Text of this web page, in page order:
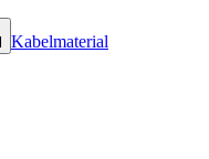
Kabelmaterial